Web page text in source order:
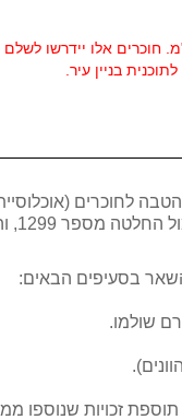
עסקאות לפני בניה בפועל אשר גובה ההטבה אינו עולה על 300,000
בניין עיר.
לחוכרים (אוכלוסיית
הכפרי) ולחוכר
בסעיפים הבאים:
541 -הפסד מלא דמי היתר המהוונים על